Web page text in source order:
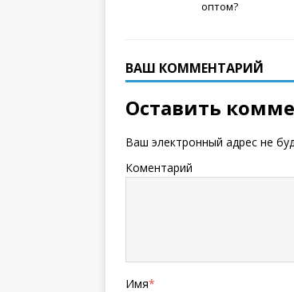
оптом?
ВАШ КОММЕНТАРИЙ
Оставить
Ваш электронный адрес не
Коментарий
Имя*